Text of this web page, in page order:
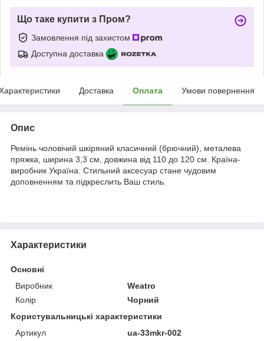
Що таке купити з Пром?
Замовлення під захистом
Доступна доставка
Доставка Оплата Умови повернення
Опис
Ремінь чоловічий шкіряний класичний (брючний), металева
пряжка, ширина 3,3 см, довжина від 110 до 120 см. Країна-
виробник Україна. Стильний аксесуар стане чудовим
доповненням та підкреслить Ваш стиль.
Характеристики
Основні
Виробник
Weatro
Колір
Чорний
Користувальницькі характеристики
Артикул
ua-33mkr-002